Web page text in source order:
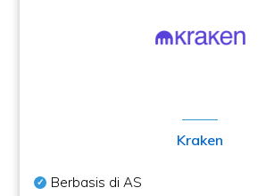
Kraken
Berbasis di AS